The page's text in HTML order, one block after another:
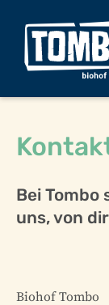
Bei Tombo
uns, von
Biohof Tombo